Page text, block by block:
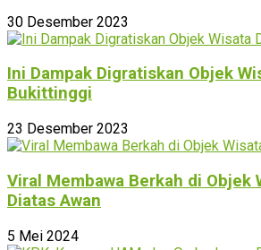
30 Desember 2023
Ini Dampak Digratiskan Objek
Bukittinggi
23 Desember 2023
Viral Membawa Berkah di Objek
Diatas Awan
5 Mei 2024